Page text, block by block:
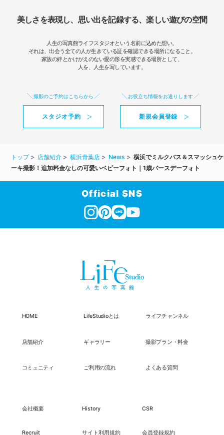
美しさを表現し、思い出を記録する、楽しい遊びの空間
人生の写真館ライフスタジオという名前に込めた想い。
それは、出会う全ての人が生きている証を確認できる場所になること。
家族の絆とかけがえのない愛の形を実感できる場所として、
人を、人生を写しています。
撮影のご予約はこちらから
スタジオ予約
お役立ち情報をお送りします
新規会員登録
トップ 店舗紹介 横浜青葉店 News
横浜でミルクバス＆スマッシュケ
ーキ撮影！追加料金なしの可愛いベビーフォト｜1歳バースデーフォト
Official SNS
HOME LifeStudioとは ライフチャンネル
店舗紹介 ギャラリー 撮影プラン・料金
コミュニティ ご利用の流れ よくある質問
会社概要 History CSR
Recruit サイト利用規約 会員登録規約